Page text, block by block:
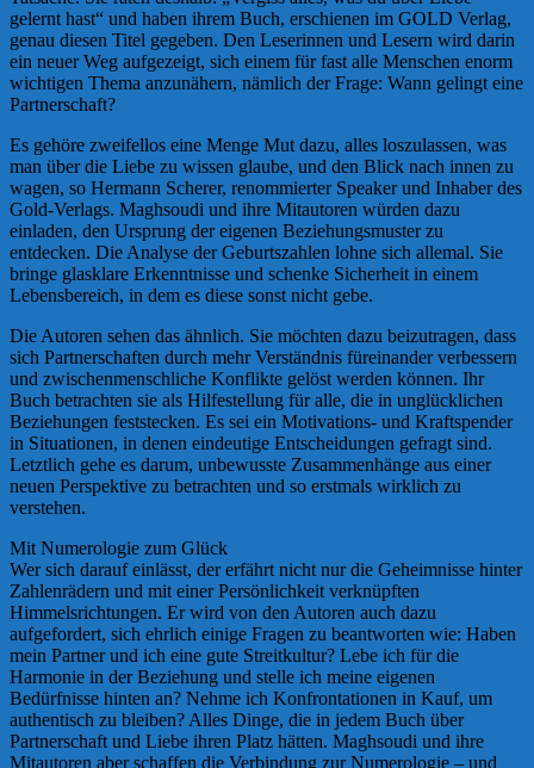
gelernt hast“ und haben ihrem Buch, erschienen im GOLD Verlag,
genau diesen Titel gegeben. Den Leserinnen und Lesern wird darin
ein neuer Weg aufgezeigt, sich einem für fast alle Menschen enorm
wichtigen Thema anzunähern, nämlich der Frage: Wann gelingt eine
Partnerschaft?
Es gehöre zweifellos eine Menge Mut dazu, alles loszulassen, was
man über die Liebe zu wissen glaube, und den Blick nach innen zu
wagen, so Hermann Scherer, renommierter Speaker und Inhaber des
Gold-Verlags. Maghsoudi und ihre Mitautoren würden dazu
einladen, den Ursprung der eigenen Beziehungsmuster zu
entdecken. Die Analyse der Geburtszahlen lohne sich allemal. Sie
bringe glasklare Erkenntnisse und schenke Sicherheit in einem
Lebensbereich, in dem es diese sonst nicht gebe.
Die Autoren sehen das ähnlich. Sie möchten dazu beizutragen, dass
sich Partnerschaften durch mehr Verständnis füreinander verbessern
und zwischenmenschliche Konflikte gelöst werden können. Ihr
Buch betrachten sie als Hilfestellung für alle, die in unglücklichen
Beziehungen feststecken. Es sei ein Motivations- und Kraftspender
in Situationen, in denen eindeutige Entscheidungen gefragt sind.
Letztlich gehe es darum, unbewusste Zusammenhänge aus einer
neuen Perspektive zu betrachten und so erstmals wirklich zu
verstehen.
Mit Numerologie zum Glück
Wer sich darauf einlässt, der erfährt nicht nur die Geheimnisse hinter
Zahlenrädern und mit einer Persönlichkeit verknüpften
Himmelsrichtungen. Er wird von den Autoren auch dazu
aufgefordert, sich ehrlich einige Fragen zu beantworten wie: Haben
mein Partner und ich eine gute Streitkultur? Lebe ich für die
Harmonie in der Beziehung und stelle ich meine eigenen
Bedürfnisse hinten an? Nehme ich Konfrontationen in Kauf, um
authentisch zu bleiben? Alles Dinge, die in jedem Buch über
Partnerschaft und Liebe ihren Platz hätten. Maghsoudi und ihre
Mitautoren aber schaffen die Verbindung zur Numerologie – und